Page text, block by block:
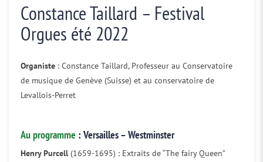
Constance Taillard – Festival
Orgues été 2022
Organiste : Constance Taillard, Professeur au Conservatoire
de musique de Genève (Suisse) et au conservatoire de
Levallois-Perret
Au programme : Versailles – Westminster
Henry Purcell (1659-1695) : Extraits de “The fairy Queen”